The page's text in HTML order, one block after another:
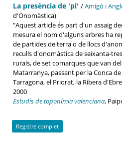
La presència de 'pi' /Amigó i
d'Onomàstica)
"Aquest article és part d'un assaig
mesura el nom d'alguns arbres ha
de partides de terra o de llocs
reculls d'onomàstica de seixanta-
rurals, de set comarques que van
Matarranya, passant per la Conca
Tarragona, el Priorat, la Ribera
2000
Estudis de toponímia valenciana,
Registre complet